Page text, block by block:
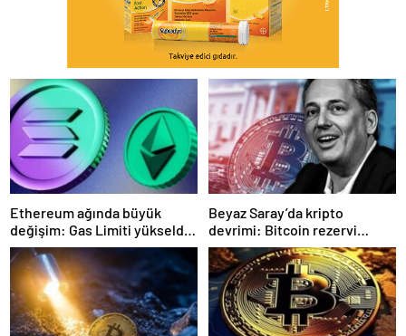
Ethereum ağında büyük
değişim: Gas Limiti yükseldi,
işlem ücretleri düşebilir mi?
Beyaz Saray’da kripto
devrimi: Bitcoin rezervi
gerçek olabilir mi?